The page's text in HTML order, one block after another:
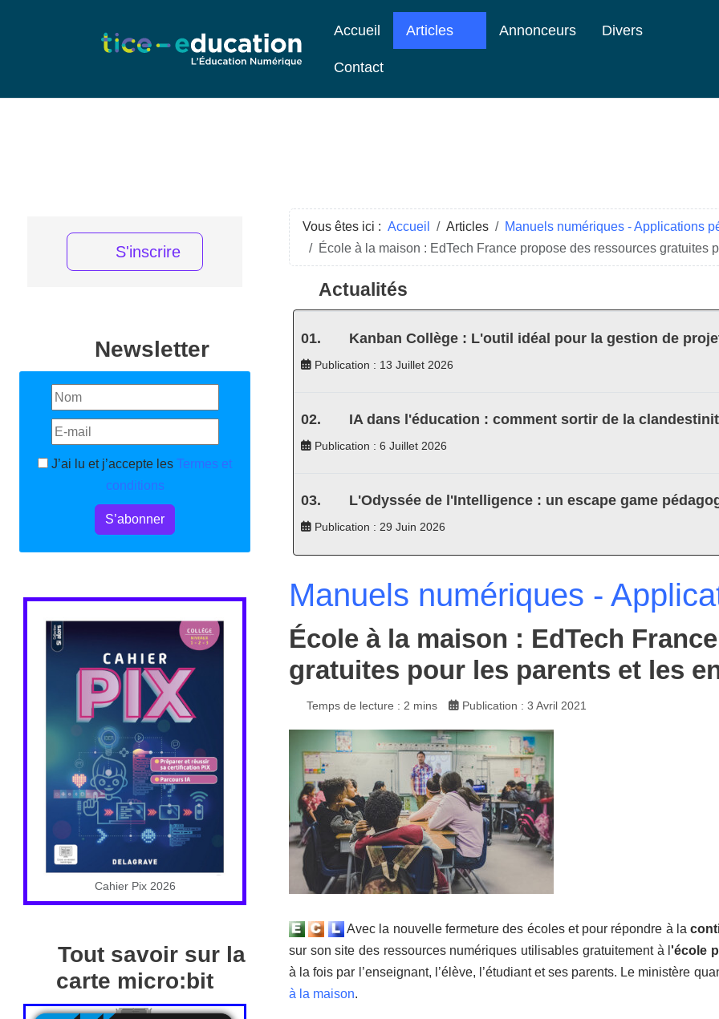
Accueil Articles Annonceurs Divers
Contact
S'inscrire
Newsletter
J’ai lu et j’accepte les Termes et
conditions
S’abonner
Cahier Pix 2026
Tout savoir sur la
carte micro:bit
Vous êtes ici : Accueil Articles
Manuels numériques - Applications
École à la maison : EdTech France propose des ressources gratuites
Actualités
Kanban Collège : L'outil idéal pour la gestion de
Publication : 13 Juillet 2026
IA dans l'éducation : comment sortir de la
Publication : 6 Juillet 2026
L'Odyssée de l'Intelligence : un escape game
Publication : 29 Juin 2026
Manuels numériques -
École à la maison : EdTech
gratuites pour les parents et les
Temps de lecture : 2 mins Publication : 3 Avril 2021
Avec la nouvelle fermeture des écoles et pour répondre à la
sur son site des ressources numériques utilisables gratuitement à l'école
à la fois par l’enseignant, l’élève, l’étudiant et ses parents. Le ministère
à la maison.